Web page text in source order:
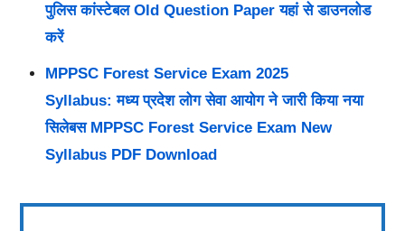
पुलिस कांस्टेबल Old Question Paper यहां से डाउनलोड
करें
MPPSC Forest Service Exam 2025
Syllabus: मध्य प्रदेश लोग सेवा आयोग ने जारी किया नया
सिलेबस MPPSC Forest Service Exam New
Syllabus PDF Download